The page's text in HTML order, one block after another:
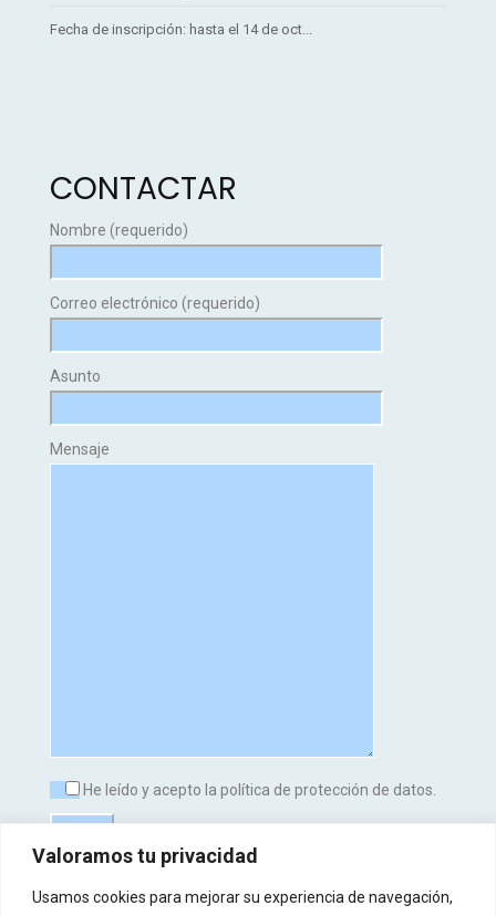
Valoramos tu privacidad
Usamos cookies para mejorar su experiencia de navegación,
Fecha de inscripción: hasta el 14 de oct...
CONTACTAR
Nombre (requerido)
Correo electrónico (requerido)
Asunto
Mensaje
He leído y acepto la política de protección de datos.